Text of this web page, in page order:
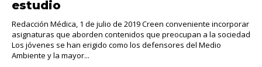
estudio
Redacción Médica, 1 de julio de 2019 Creen conveniente incorporar
asignaturas que aborden contenidos que preocupan a la sociedad
Los jóvenes se han erigido como los defensores del Medio
Ambiente y la mayor...